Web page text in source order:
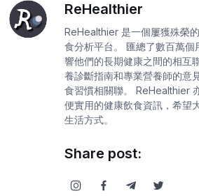
ReHealthier
ReHealthier 是一個屢獲殊榮
食分析平台。 匯總了數百萬
響他們的長期健康之間的相互
養診斷指南和專業營養師的意
食習慣相關聯。 ReHealthier
便實用的健康飲食資訊，希望
生活方式。
Share post: